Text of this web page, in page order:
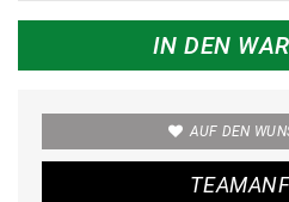
IN DEN
AUF DEN